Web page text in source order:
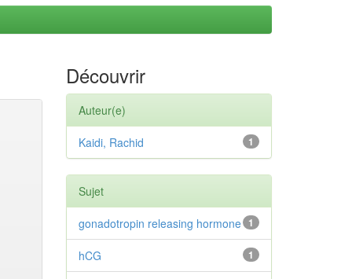
Découvrir
Auteur(e)
1
Kaidi, Rachid
Sujet
1
gonadotropin releasing hormone
1
hCG